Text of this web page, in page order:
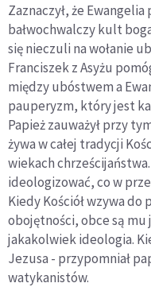
Zaznaczył, że
bałwochwalczy kult
się nieczuli na wołanie
Franciszek z Asyżu
między ubóstwem a
pauperyzm, który jest
Papież zauważył przy
żywa w całej tradycji
wiekach
ideologizować, co w
Kiedy Kościół wzywa
obojętności, obce są
jakakolwiek ideologia.
Jezusa - przypomniał
watykanistów.